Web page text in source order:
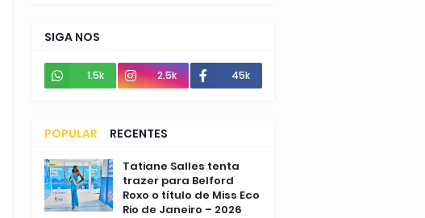
SIGA NOS
1.5k 2.5k 45k
POPULAR
RECENTES
COMENTÁRIOSTatiane Salles tenta
trazer para Belford
Roxo o título de Miss Eco
Rio de Janeiro – 2026